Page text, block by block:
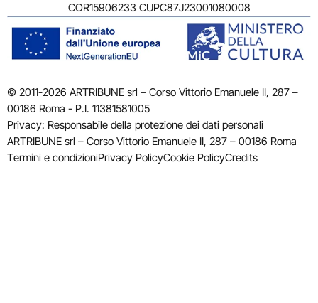
COR15906233 CUPC87J23001080008
© 2011-2026 ARTRIBUNE srl – Corso Vittorio Emanuele II, 287 –
00186 Roma - P.I. 11381581005
Privacy: Responsabile della protezione dei dati personali
ARTRIBUNE srl – Corso Vittorio Emanuele II, 287 – 00186 Roma
Termini e condizioniPrivacy PolicyCookie PolicyCredits